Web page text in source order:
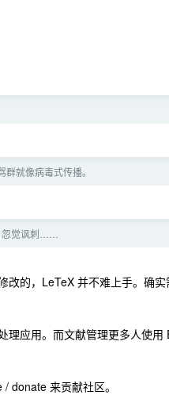
就像病毒式传播。
觉讽刺……
的，LeTeX 并不难上手。确
应用。而文献管理更多人使
donate 来贡献社区。